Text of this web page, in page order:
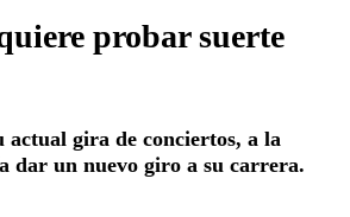
probar suerte
actual gira de conciertos, a la
dar un nuevo giro a su carrera.